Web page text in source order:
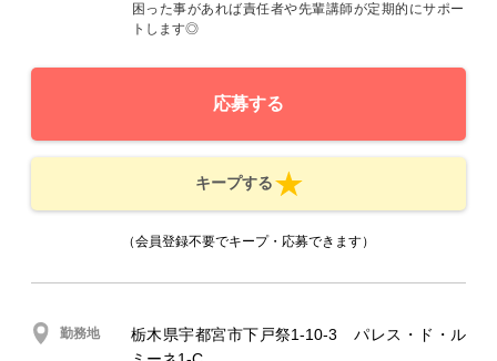
困った事があれば責任者や先輩講師が定期的にサポー
トします◎
応募する
キープする
（会員登録不要でキープ・応募できます）
勤務地
栃木県宇都宮市下戸祭1-10-3 パレス・ド・ル